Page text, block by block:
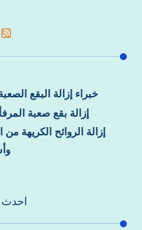
خبراء إزالة البقع
إزالة بقع صعبة
إزالة الروائح الكريهة
احدث